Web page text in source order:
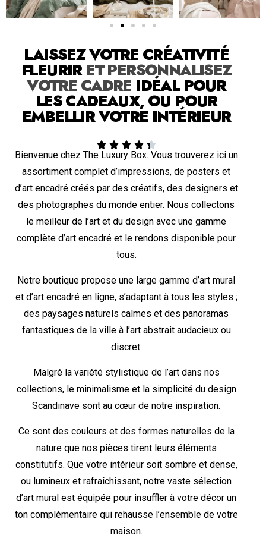
SOLUTION PAR THE LUXURY BOX & CO
LAISSEZ VOTRE CRÉATIVITÉ
FLEURIRET PERSONNALISEZ
VOTRE CADRE IDÉAL POUR
LES CADEAUX, OU POUR
EMBELLIR VOTRE INTÉRIEUR
    
Bienvenue chez The Luxury Box. Vous trouverez ici un
assortiment complet d’impressions, de posters et
d’art encadré créés par des créatifs, des designers et
des photographes du monde entier. Nous collectons
le meilleur de l’art et du design avec une gamme
complète d’art encadré et le rendons disponible pour
tous.
Notre boutique propose une large gamme d’art mural
et d’art encadré en ligne, s’adaptant à tous les styles ;
des paysages naturels calmes et des panoramas
fantastiques de la ville à l’art abstrait audacieux ou
discret.
Malgré la variété stylistique de l’art dans nos
collections, le minimalisme et la simplicité du design
Scandinave sont au cœur de notre inspiration.
Ce sont des couleurs et des formes naturelles de la
nature que nos pièces tirent leurs éléments
constitutifs. Que votre intérieur soit sombre et dense,
ou lumineux et rafraîchissant, notre vaste sélection
d’art mural est équipée pour insuffler à votre décor un
ton complémentaire qui rehausse l’ensemble de votre
maison.